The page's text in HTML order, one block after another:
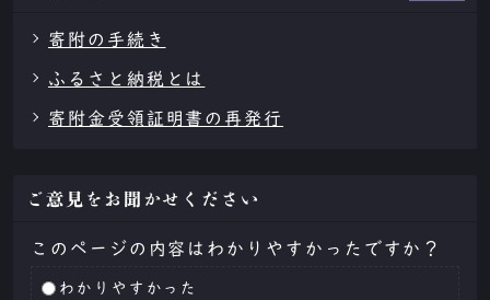
寄附の手続き
ふるさと納税とは
寄附金受領証明書の再発行
ご意見をお聞かせください
このページの内容はわかりやすかったですか？
わかりやすかった